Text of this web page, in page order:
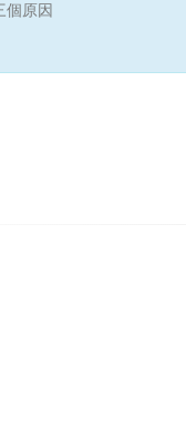
個原因